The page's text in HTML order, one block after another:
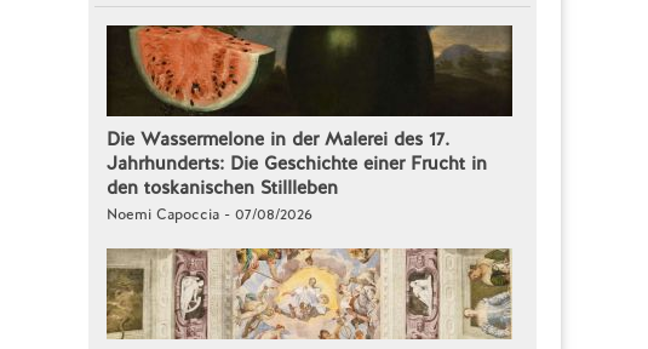
Die Wassermelone in der Malerei des 17.
Jahrhunderts: Die Geschichte einer Frucht in
den toskanischen Stillleben
Noemi Capoccia - 07/08/2026